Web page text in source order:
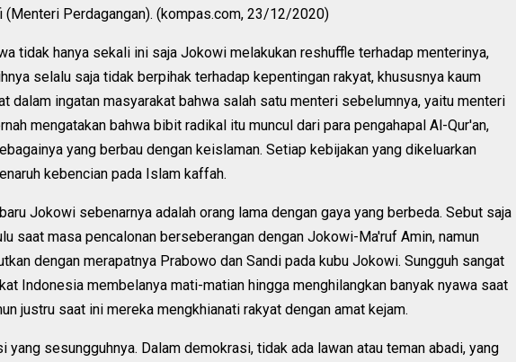
(Menteri Perdagangan). (kompas.com, 23/12/2020)
tidak hanya sekali ini saja Jokowi melakukan reshuffle terhadap menterinya,
selalu saja tidak berpihak terhadap kepentingan rakyat, khususnya kaum
dalam ingatan masyarakat bahwa salah satu menteri sebelumnya, yaitu menteri
mengatakan bahwa bibit radikal itu muncul dari para pengahapal Al-Qur'an,
yang berbau dengan keislaman. Setiap kebijakan yang dikeluarkan
kebencian pada Islam kaffah.
Jokowi sebenarnya adalah orang lama dengan gaya yang berbeda. Sebut saja
saat masa pencalonan berseberangan dengan Jokowi-Ma'ruf Amin, namun
dengan merapatnya Prabowo dan Sandi pada kubu Jokowi. Sungguh sangat
Indonesia membelanya mati-matian hingga menghilangkan banyak nyawa saat
justru saat ini mereka mengkhianati rakyat dengan amat kejam.
yang sesungguhnya. Dalam demokrasi, tidak ada lawan atau teman abadi, yang